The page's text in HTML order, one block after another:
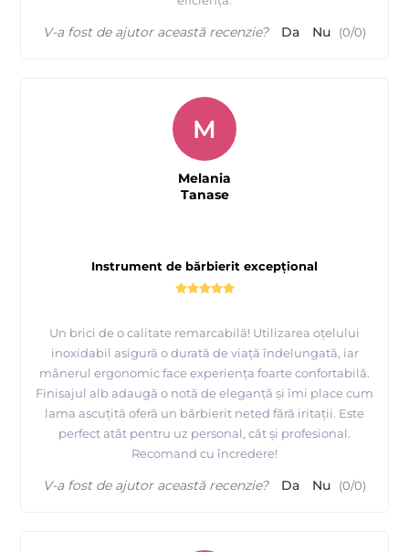
V-a fost de ajutor această recenzie? Da Nu (0/0)
Instrument de bărbierit excepțional
Un brici de o calitate remarcabilă! Utilizarea oțelului
inoxidabil asigură o durată de viață îndelungată, iar
mânerul ergonomic face experiența foarte confortabilă.
Finisajul alb adaugă o notă de eleganță și îmi place cum
lama ascuțită oferă un bărbierit neted fără iritații. Este
perfect atât pentru uz personal, cât și profesional.
Recomand cu încredere!
M
Melania
Tanase
V-a fost de ajutor această recenzie? Da Nu (0/0)